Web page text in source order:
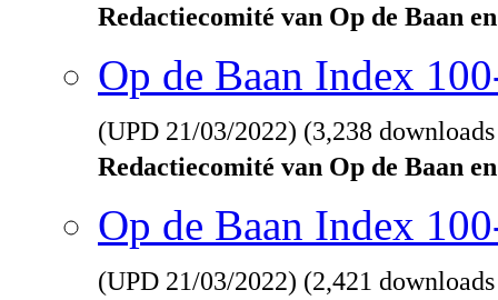
Redactiecomité van Op de Baan
Op de Baan Index
(UPD 21/03/2022) (3,238
Redactiecomité van Op de Baan
Op de Baan Index
(UPD 21/03/2022) (2,421